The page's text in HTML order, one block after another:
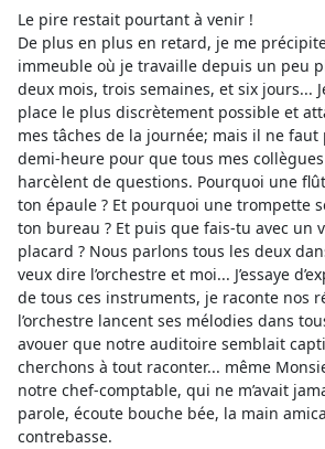
Le pire restait pourtant à venir !
De plus en plus en retard, je me
immeuble où je travaille depuis un peu
deux mois, trois semaines, et six jours...
place le plus discrètement possible et
mes tâches de la journée; mais il ne faut
demi-heure pour que tous mes
harcèlent de questions. Pourquoi une
ton épaule ? Et pourquoi une trompette
ton bureau ? Et puis que fais-tu avec un
placard ? Nous parlons tous les deux
veux dire l’orchestre et moi... J’essaye
de tous ces instruments, je raconte nos
l’orchestre lancent ses mélodies dans
avouer que notre auditoire semblait
cherchons à tout raconter... même
notre chef-comptable, qui ne m’avait
parole, écoute bouche bée, la main
contrebasse.